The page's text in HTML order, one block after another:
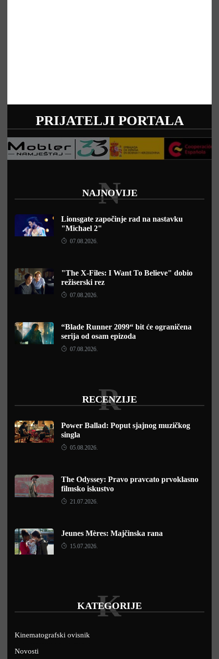
PRIJATELJI PORTALA
NAJNOVIJE
N
Lionsgate započinje rad na nastavku
"Michael 2"
07.08.2026.
"The X-Files: I Want To Believe" dobio
režiserski rez
07.08.2026.
“Blade Runner 2099“ bit će ograničena
serija od osam epizoda
07.08.2026.
RECENZIJE
R
Power Ballad: Poput sjajnog muzičkog
singla
05.08.2026.
The Odyssey: Pravo pravcato prvoklasno
filmsko iskustvo
21.07.2026.
Jeunes Mères: Majčinska rana
15.07.2026.
KATEGORIJE
K
Kinematografski ovisnik
Novosti